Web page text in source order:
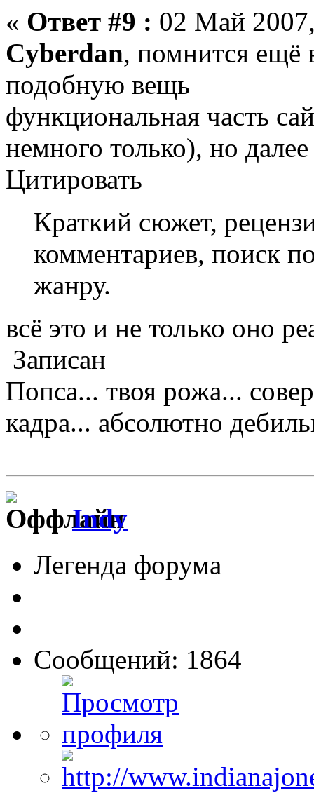
« Ответ #9 : 02 Май
Cyberdan, помнится ещё
подобную вещь
функциональная часть
немного только), но
Цитировать
Краткий сюжет,
комментариев, поиск
жанру.
всё это и не только оно
Записан
Попса... твоя рожа...
кадра... абсолютно
Indy
Легенда форума
Сообщений: 1864